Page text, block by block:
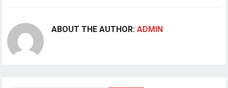
ABOUT THE AUTHOR:ADMIN